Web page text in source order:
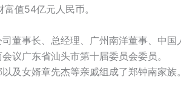
值54亿元人民币。
董事长、总经理、广州南洋董事、中国
议广东省汕头市第十届委员会委员。
及女婿章先杰等亲戚组成了郑钟南家族。